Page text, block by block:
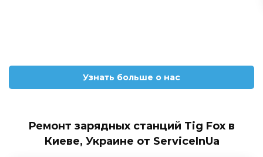
Узнать больше о нас
Ремонт зарядных станций Tig Fox в
Киеве, Украине от ServiceInUa